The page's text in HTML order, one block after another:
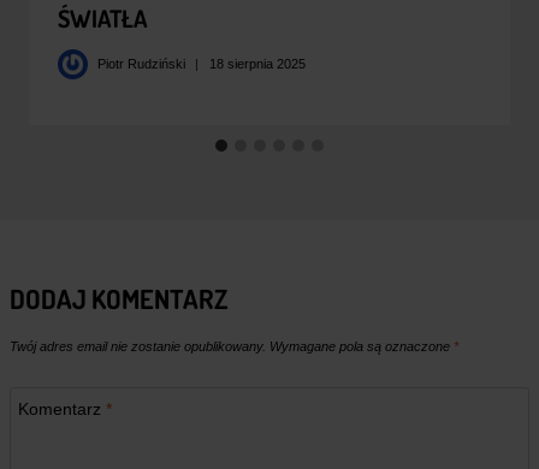
ŚWIATŁA
Piotr Rudziński 18 sierpnia 2025
DODAJ KOMENTARZ
Twój adres email nie zostanie opublikowany. Wymagane pola są oznaczone *
Komentarz *